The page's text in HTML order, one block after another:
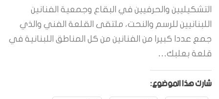
التشكيليين والحرفيين في البقاع وجمعية الفنانين
اللبنانيين للرسم والنحت، ملتقى القلعة الفني والذي
جمع عددا كبيرا من الفنانين من كل المناطق اللبنانية في
قلعة بعلبك…
شارك هذا الموضوع: